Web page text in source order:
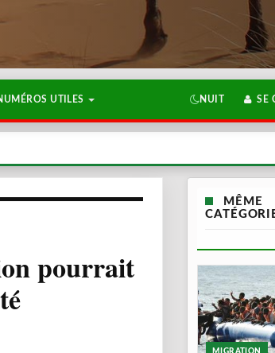
UTILES NUIT SE
pourrait
MÊME
MIGRATION